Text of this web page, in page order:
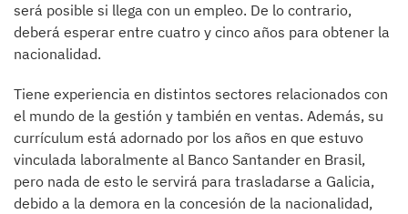
será posible si llega con un empleo. De lo contrario,
deberá esperar entre cuatro y cinco años para obtener la
nacionalidad.
Tiene experiencia en distintos sectores relacionados con
el mundo de la gestión y también en ventas. Además, su
currículum está adornado por los años en que estuvo
vinculada laboralmente al Banco Santander en Brasil,
pero nada de esto le servirá para trasladarse a Galicia,
debido a la demora en la concesión de la nacionalidad,